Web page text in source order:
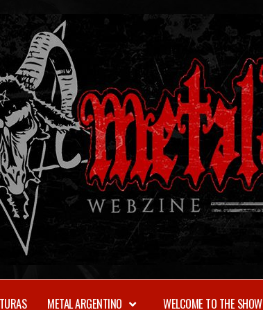
METAL ARGENTINO WELCOME TO THE SHOW